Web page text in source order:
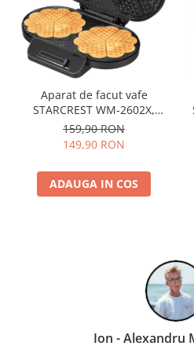
Aparat de facut vafe
STARCREST WM-2602X,
1200W, Suprafata dubla,
Buton reglare temperatura,
Placi cu invelis ceramic,
Negru/Inox
159,90 RON
149,90 RON
ADAUGA IN COS
Ion - Alexandru